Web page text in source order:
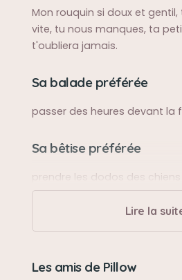
Mon rouquin si doux et
vite, tu nous manques, ta
t'oubliera jamais.
Sa balade préférée
passer des heures devant la
Sa bêtise préférée
prendre les dodos des chiens
Lire la
Les amis de Pillow